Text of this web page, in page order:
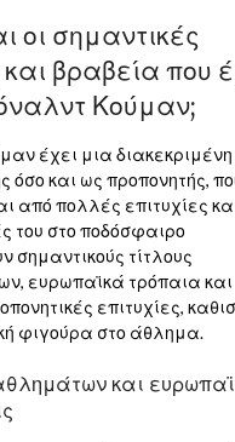
οι σημαντικές
και βραβεία που
Κούμαν;
έχει μια
όσο και ως προπονητής,
από πολλές επιτυχίες
του στο ποδόσφαιρο
σημαντικούς τίτλους
ευρωπαϊκά τρόπαια και
επιτυχίες,
φιγούρα στο άθλημα.
και